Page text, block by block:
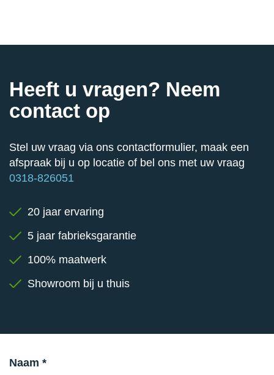
Naam *
Heeft u vragen? Neem
contact op
Stel uw vraag via ons contactformulier, maak een
afspraak bij u op locatie of bel ons met uw vraag
0318-826051
20 jaar ervaring
5 jaar fabrieksgarantie
100% maatwerk
Showroom bij u thuis